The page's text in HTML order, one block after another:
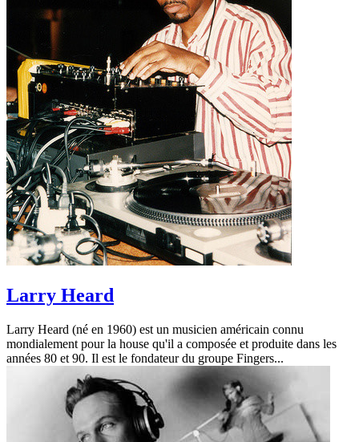
Larry Heard
Larry Heard (né en 1960) est un musicien américain connu
mondialement pour la house qu'il a composée et produite dans les
années 80 et 90. Il est le fondateur du groupe Fingers...